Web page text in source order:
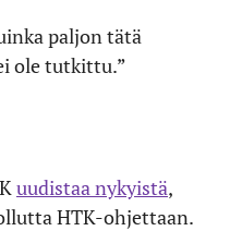
paljon tätä
ole tutkittu.”
uudistaa nykyistä,
HTK-ohjettaan.